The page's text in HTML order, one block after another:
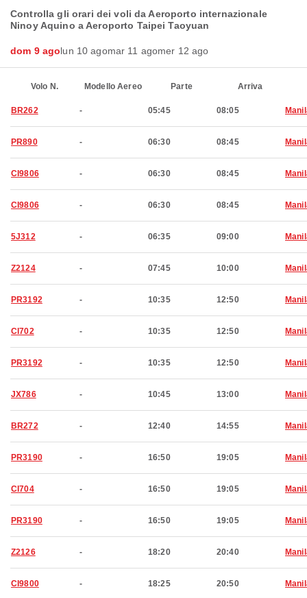
Controlla gli orari dei voli da Aeroporto internazionale
Ninoy Aquino a Aeroporto Taipei Taoyuan
dom 9 agolun 10 agomar 11 agomer 12 ago
Volo N. Modello Aereo Parte Arriva
BR262 - 05:45 08:05
PR890 - 06:30 08:45
CI9806 - 06:30 08:45
CI9806 - 06:30 08:45
5J312 - 06:35 09:00
Z2124 - 07:45 10:00
PR3192 - 10:35 12:50
CI702 - 10:35 12:50
PR3192 - 10:35 12:50
JX786 - 10:45 13:00
BR272 - 12:40 14:55
PR3190 - 16:50 19:05
CI704 - 16:50 19:05
PR3190 - 16:50 19:05
Z2126 - 18:20 20:40
CI9800 - 18:25 20:50